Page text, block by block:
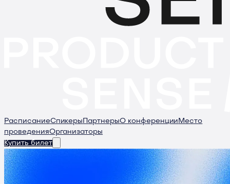
РасписаниеСпикеры ПартнерыО конференции Место
проведенияОрганизаторы
Купить билет